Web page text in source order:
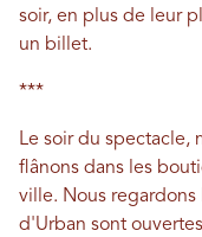
soir, en plus de leur
un billet.
***
Le soir du spectacle,
flânons dans les
ville. Nous
d'Urban sont